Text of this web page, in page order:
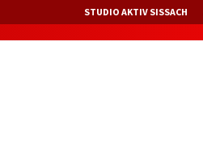
STUDIO AKTIV SISSACH